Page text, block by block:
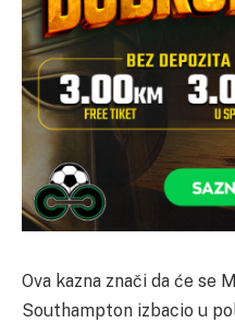
Ova kazna znači da će se
Southampton izbacio u